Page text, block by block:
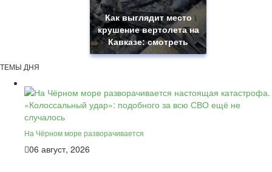
Как выглядит место
крушение вертолета на
Кавказе: смотреть
ТЕМЫ ДНЯ
На Чёрном море разворачивается
06 август, 2026